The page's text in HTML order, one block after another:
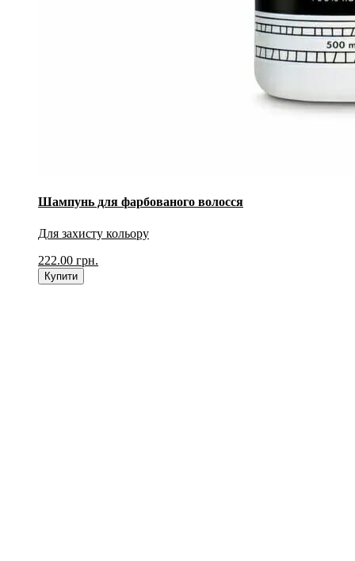
Шампунь для фарбованого волосся
Для захисту кольору
222.00 грн.
Купити